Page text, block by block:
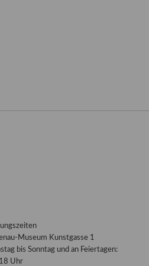
Museum Kunstgasse 1
bis Sonntag und an Feiertagen:
Uhr